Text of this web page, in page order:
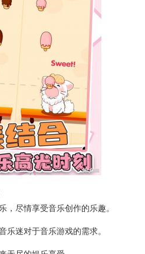
尽情享受音乐创作的乐趣。
迷对于音乐游戏的需求。